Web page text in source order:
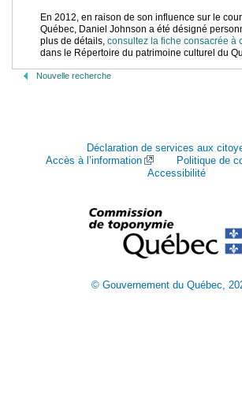
En 2012, en raison de son influence sur le
Québec, Daniel Johnson a été désigné
plus de détails, consultez la fiche consacrée à
dans le Répertoire du patrimoine culturel du
Nouvelle recherche
Déclaration de services aux
Accès à l’information
Politique de
Accessibilité
© Gouvernement du Québec,